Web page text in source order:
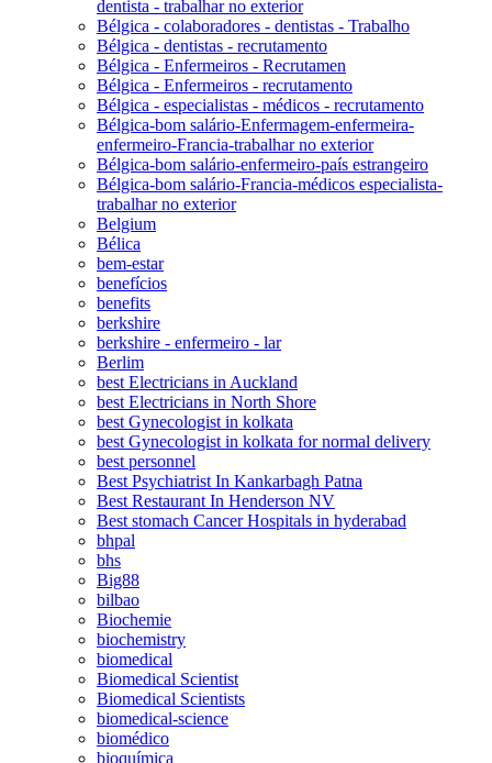
dentista - trabalhar no exterior
Bélgica - colaboradores - dentistas - Trabalho
Bélgica - dentistas - recrutamento
Bélgica - Enfermeiros - Recrutamen
Bélgica - Enfermeiros - recrutamento
Bélgica - especialistas - médicos - recrutamento
Bélgica-bom salário-Enfermagem-enfermeira-
enfermeiro-Francia-trabalhar no exterior
Bélgica-bom salário-enfermeiro-país estrangeiro
Bélgica-bom salário-Francia-médicos especialista-
trabalhar no exterior
Belgium
Bélica
bem-estar
benefícios
benefits
berkshire
berkshire - enfermeiro - lar
Berlim
best Electricians in Auckland
best Electricians in North Shore
best Gynecologist in kolkata
best Gynecologist in kolkata for normal delivery
best personnel
Best Psychiatrist In Kankarbagh Patna
Best Restaurant In Henderson NV
Best stomach Cancer Hospitals in hyderabad
bhpal
bhs
Big88
bilbao
Biochemie
biochemistry
biomedical
Biomedical Scientist
Biomedical Scientists
biomedical-science
biomédico
bioquímica